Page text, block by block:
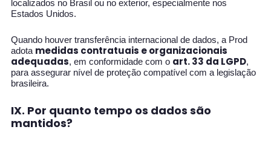
localizados no Brasil ou no exterior, especialmente nos
Estados Unidos.
Quando houver transferência internacional de dados, a Prod
adota medidas contratuais e organizacionais
adequadas, em conformidade com o art. 33 da LGPD,
para assegurar nível de proteção compatível com a legislação
brasileira.
IX. Por quanto tempo os dados são
mantidos?